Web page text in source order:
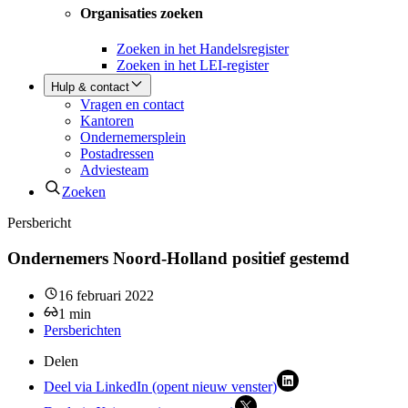
Organisaties zoeken
Zoeken in het Handelsregister
Zoeken in het LEI-register
Hulp & contact
Vragen en contact
Kantoren
Ondernemersplein
Postadressen
Adviesteam
Zoeken
Persbericht
Ondernemers Noord-Holland positief gestemd
16 februari 2022
1 min
Persberichten
Delen
Deel via LinkedIn (opent nieuw venster)